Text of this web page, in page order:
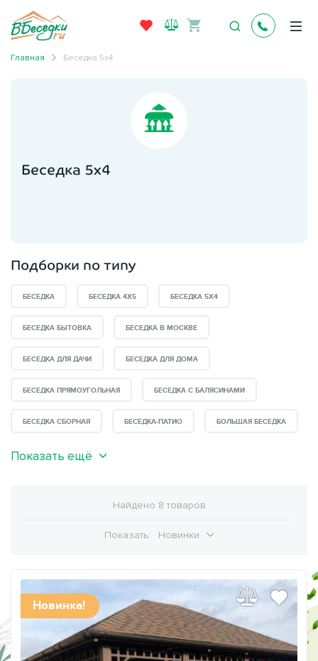
Главная Беседка 5х4
Беседка 5х4
Подборки по типу
БЕСЕДКА БЕСЕДКА 4Х5 БЕСЕДКА 5Х4
БЕСЕДКА БЫТОВКА БЕСЕДКА В МОСКВЕ
БЕСЕДКА ДЛЯ ДАЧИ БЕСЕДКА ДЛЯ ДОМА
БЕСЕДКА ПРЯМОУГОЛЬНАЯ БЕСЕДКА С БАЛЯСИНАМИ
БЕСЕДКА СБОРНАЯ БЕСЕДКА-ПАТИО БОЛЬШАЯ БЕСЕДКА
Показать ещё
Найдено 8 товаров
Показать: Новинки
Новинка!